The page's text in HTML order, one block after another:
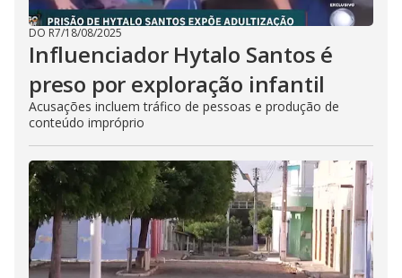
DO R7/18/08/2025
Influenciador Hytalo Santos é
preso por exploração infantil
Acusações incluem tráfico de pessoas e produção de
conteúdo impróprio